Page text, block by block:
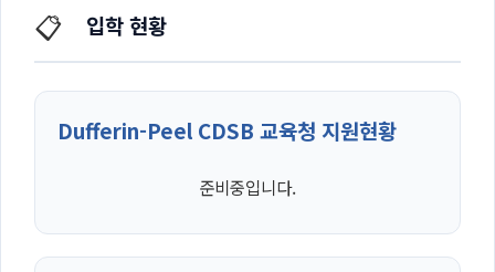
📋 입학 현황
Dufferin-Peel CDSB 교육청 지원현황
준비중입니다.